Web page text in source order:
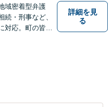
域密着型弁護
続・刑事など、
対応。町の皆様
詳細を見
る